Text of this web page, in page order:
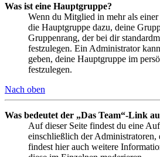
Was ist eine Hauptgruppe?
Wenn du Mitglied in mehr als
die Hauptgruppe dazu, deine
Gruppenrang, der bei dir
festzulegen. Ein Administrator
geben, deine Hauptgruppe im
festzulegen.
Nach oben
Was bedeutet der „Das Team“-Link
Auf dieser Seite findest du eine
einschließlich der Administratoren,
findest hier auch weitere